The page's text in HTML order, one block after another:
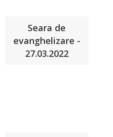
Seara de
evanghelizare -
27.03.2022